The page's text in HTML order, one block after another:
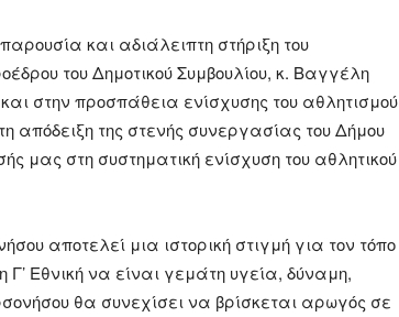
και αδιάλειπτη στήριξη του
του Δημοτικού Συμβουλίου, κ. Βαγγέλη
στην προσπάθεια ενίσχυσης του αθλητισμού
απόδειξη της στενής συνεργασίας του Δήμου
μας στη συστηματική ενίσχυση του αθλητικού
αποτελεί μια ιστορική στιγμή για τον τόπο
Εθνική να είναι γεμάτη υγεία, δύναμη,
θα συνεχίσει να βρίσκεται αρωγός σε